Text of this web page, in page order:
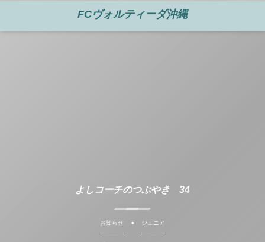
FCヴォルティーダ沖縄
よしコーチのつぶやき 34
お知らせ ジュニア